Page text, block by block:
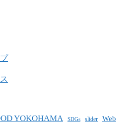
YOKOHAMA SDGs slider Web